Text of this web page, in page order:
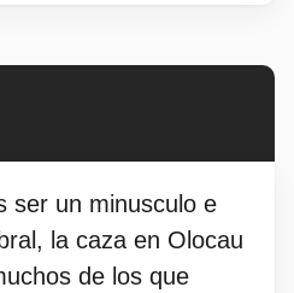
ser un minusculo e
la caza en Olocau
de los que